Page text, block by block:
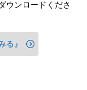
ウンロードくださ
る』